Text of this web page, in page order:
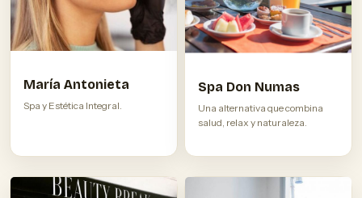
María Antonieta
Spa y Estética Integral.
Spa Don Numas
Una alternativa que combina
salud, relax y naturaleza.